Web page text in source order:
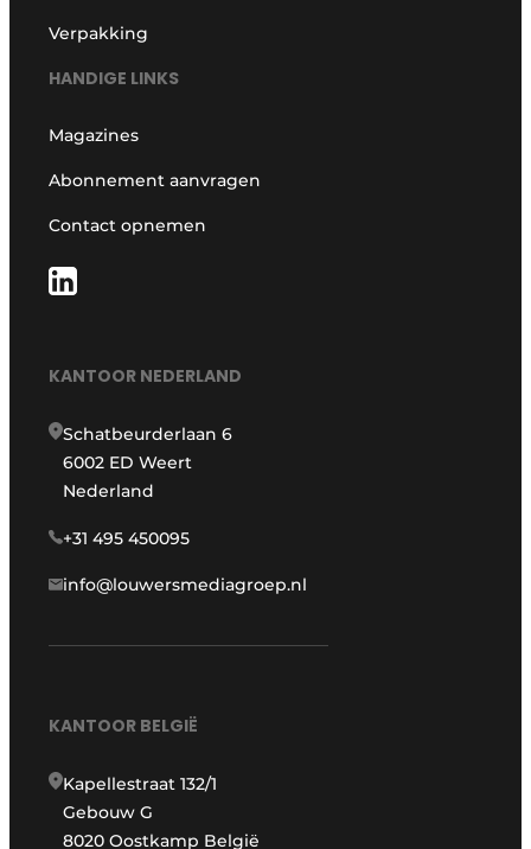
Verpakking
HANDIGE LINKS
Magazines
Abonnement aanvragen
Contact opnemen
KANTOOR NEDERLAND
Schatbeurderlaan 6
6002 ED Weert
Nederland
+31 495 450095
info@louwersmediagroep.nl
KANTOOR BELGIË
Kapellestraat 132/1
Gebouw G
8020 Oostkamp België